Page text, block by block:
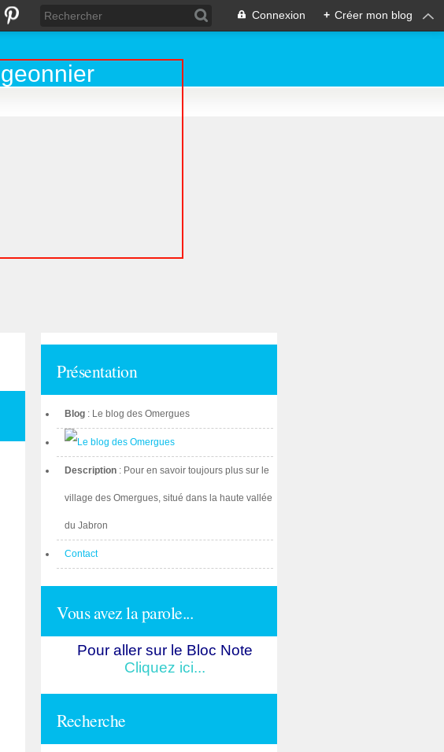
Connexion + Créer mon blog
Présentation
Blog : Le blog des Omergues
Description : Pour en savoir toujours plus sur le
village des Omergues, situé dans la haute vallée
du Jabron
Contact
Vous avez la parole...
Pour aller sur le Bloc Note
Cliquez ici...
Recherche